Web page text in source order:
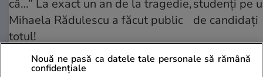
Nouă ne pasă ca datele tale personale să rămână
confidențiale